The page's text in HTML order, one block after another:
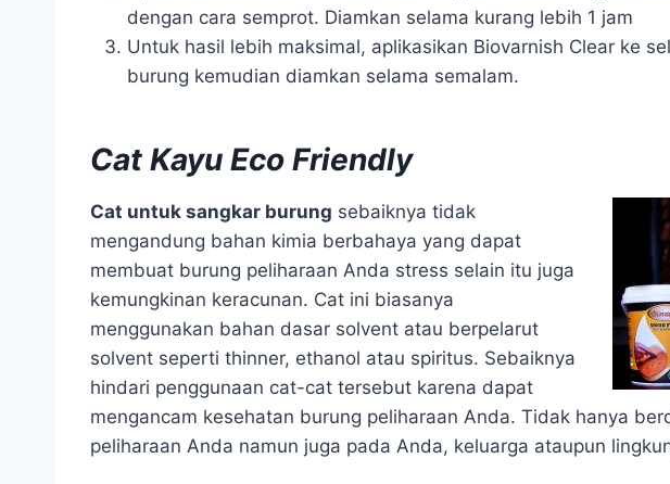
dengan cara semprot. Diamkan selama kurang lebih 1 jam
Untuk hasil lebih maksimal, aplikasikan Biovarnish Clear ke
burung kemudian diamkan selama semalam.
Cat Kayu Eco Friendly
Cat untuk sangkar burung sebaiknya tidak
mengandung bahan kimia berbahaya yang dapat
membuat burung peliharaan Anda stress selain itu juga
kemungkinan keracunan. Cat ini biasanya
menggunakan bahan dasar solvent atau berpelarut
solvent seperti thinner, ethanol atau spiritus. Sebaiknya
hindari penggunaan cat-cat tersebut karena dapat
mengancam kesehatan burung peliharaan Anda. Tidak hanya
peliharaan Anda namun juga pada Anda, keluarga ataupun